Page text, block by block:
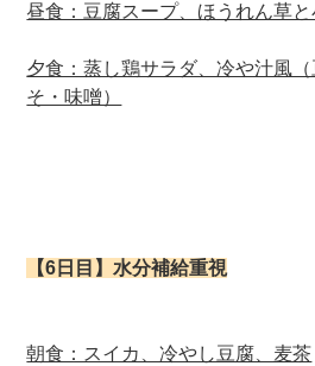
昼食：豆腐スープ、ほうれん草
夕食：蒸し鶏サラダ、冷や汁風
そ・味噌）
【6日目】水分補給重視
朝食：スイカ、冷やし豆腐、麦茶